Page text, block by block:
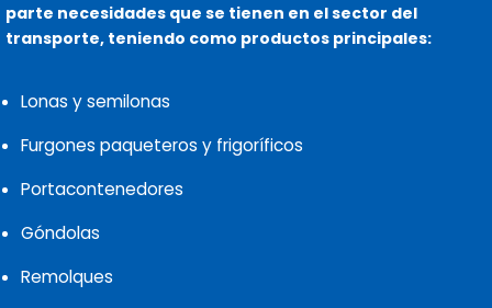
parte necesidades que se tienen en el sector del
transporte, teniendo como productos principales:
Lonas y semilonas
Furgones paqueteros y frigoríficos
Portacontenedores
Góndolas
Remolques